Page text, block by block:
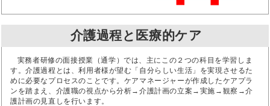
介護過程と医療的ケア
実務者研修の面接授業（通学）では、主にこの２つの科目を学習しま
す。介護過程とは、利用者様が望む「自分らしい生活」を実現させるた
めに必要なプロセスのことです。ケアマネージャーが作成したケアプラ
ンを踏まえ、介護職の視点から分析→介護計画の立案→実施→観察→介
護計画の見直しを行います。